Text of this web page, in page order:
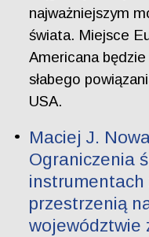
najważniejszym
świata. Miejsce
Americana
słabego
USA.
Maciej J.
Ograniczenia
instrumentach
przestrzenią
województwie